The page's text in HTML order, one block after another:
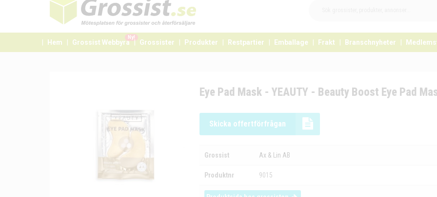
Hem Grossist Webbyrå
Ny!
Grossister Produkter Restpartier Emballage Frakt Branschnyheter
Eye Pad Mask - YEAUTY - Beauty Boost Eye Pad
Skicka offertförfrågan
Grossist Ax & Lin AB
Produktnr 9015